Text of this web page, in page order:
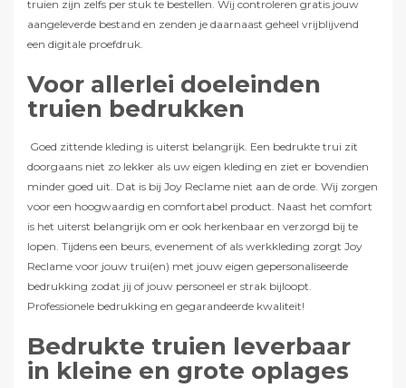
truien zijn zelfs per stuk te bestellen. Wij controleren gratis jouw
aangeleverde bestand en zenden je daarnaast geheel vrijblijvend
een digitale proefdruk.
Voor allerlei doeleinden
truien bedrukken
Goed zittende kleding is uiterst belangrijk. Een bedrukte trui zit
doorgaans niet zo lekker als uw eigen kleding en ziet er bovendien
minder goed uit. Dat is bij Joy Reclame niet aan de orde. Wij zorgen
voor een hoogwaardig en comfortabel product. Naast het comfort
is het uiterst belangrijk om er ook herkenbaar en verzorgd bij te
lopen. Tijdens een beurs, evenement of als werkkleding zorgt Joy
Reclame voor jouw trui(en) met jouw eigen gepersonaliseerde
bedrukking zodat jij of jouw personeel er strak bijloopt.
Professionele bedrukking en gegarandeerde kwaliteit!
Bedrukte truien leverbaar
in kleine en grote oplages